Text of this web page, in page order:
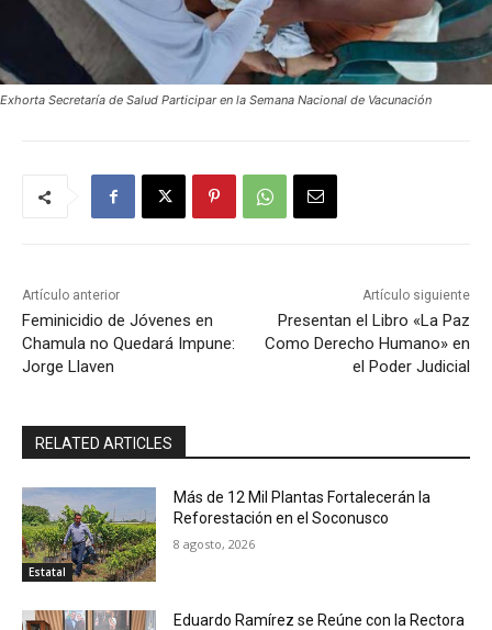
Exhorta Secretaría de Salud Participar en la Semana Nacional de Vacunación
Artículo anterior
Feminicidio de Jóvenes en
Chamula no Quedará Impune:
Jorge Llaven
Artículo siguiente
Presentan el Libro «La Paz
Como Derecho Humano» en
el Poder Judicial
RELATED ARTICLES
Estatal
Más de 12 Mil Plantas Fortalecerán la
Reforestación en el Soconusco
8 agosto, 2026
Eduardo Ramírez se Reúne con la Rectora